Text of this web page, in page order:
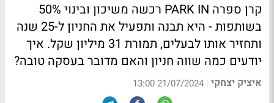
קרן ספרה PARK IN רכשה משיכון ובינוי 50%
בשותפות - היא תבנה ותפעיל את החניון ל-25 שנה
ותחזיר אותו לבעלים, תמורת 31 מיליון שקל. איך
יודעים כמה שווה חניון והאם מדובר בעסקה טובה?
איציק יצחקי |
21/07/2024 13:00